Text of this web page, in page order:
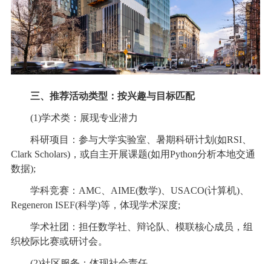
三、推荐活动类型：按兴趣与目标匹配
(1)学术类：展现专业潜力
科研项目：参与大学实验室、暑期科研计划(如RSI、
Clark Scholars)，或自主开展课题(如用Python分析本地交通
数据);
学科竞赛：AMC、AIME(数学)、USACO(计算机)、
Regeneron ISEF(科学)等，体现学术深度;
学术社团：担任数学社、辩论队、模联核心成员，组
织校际比赛或研讨会。